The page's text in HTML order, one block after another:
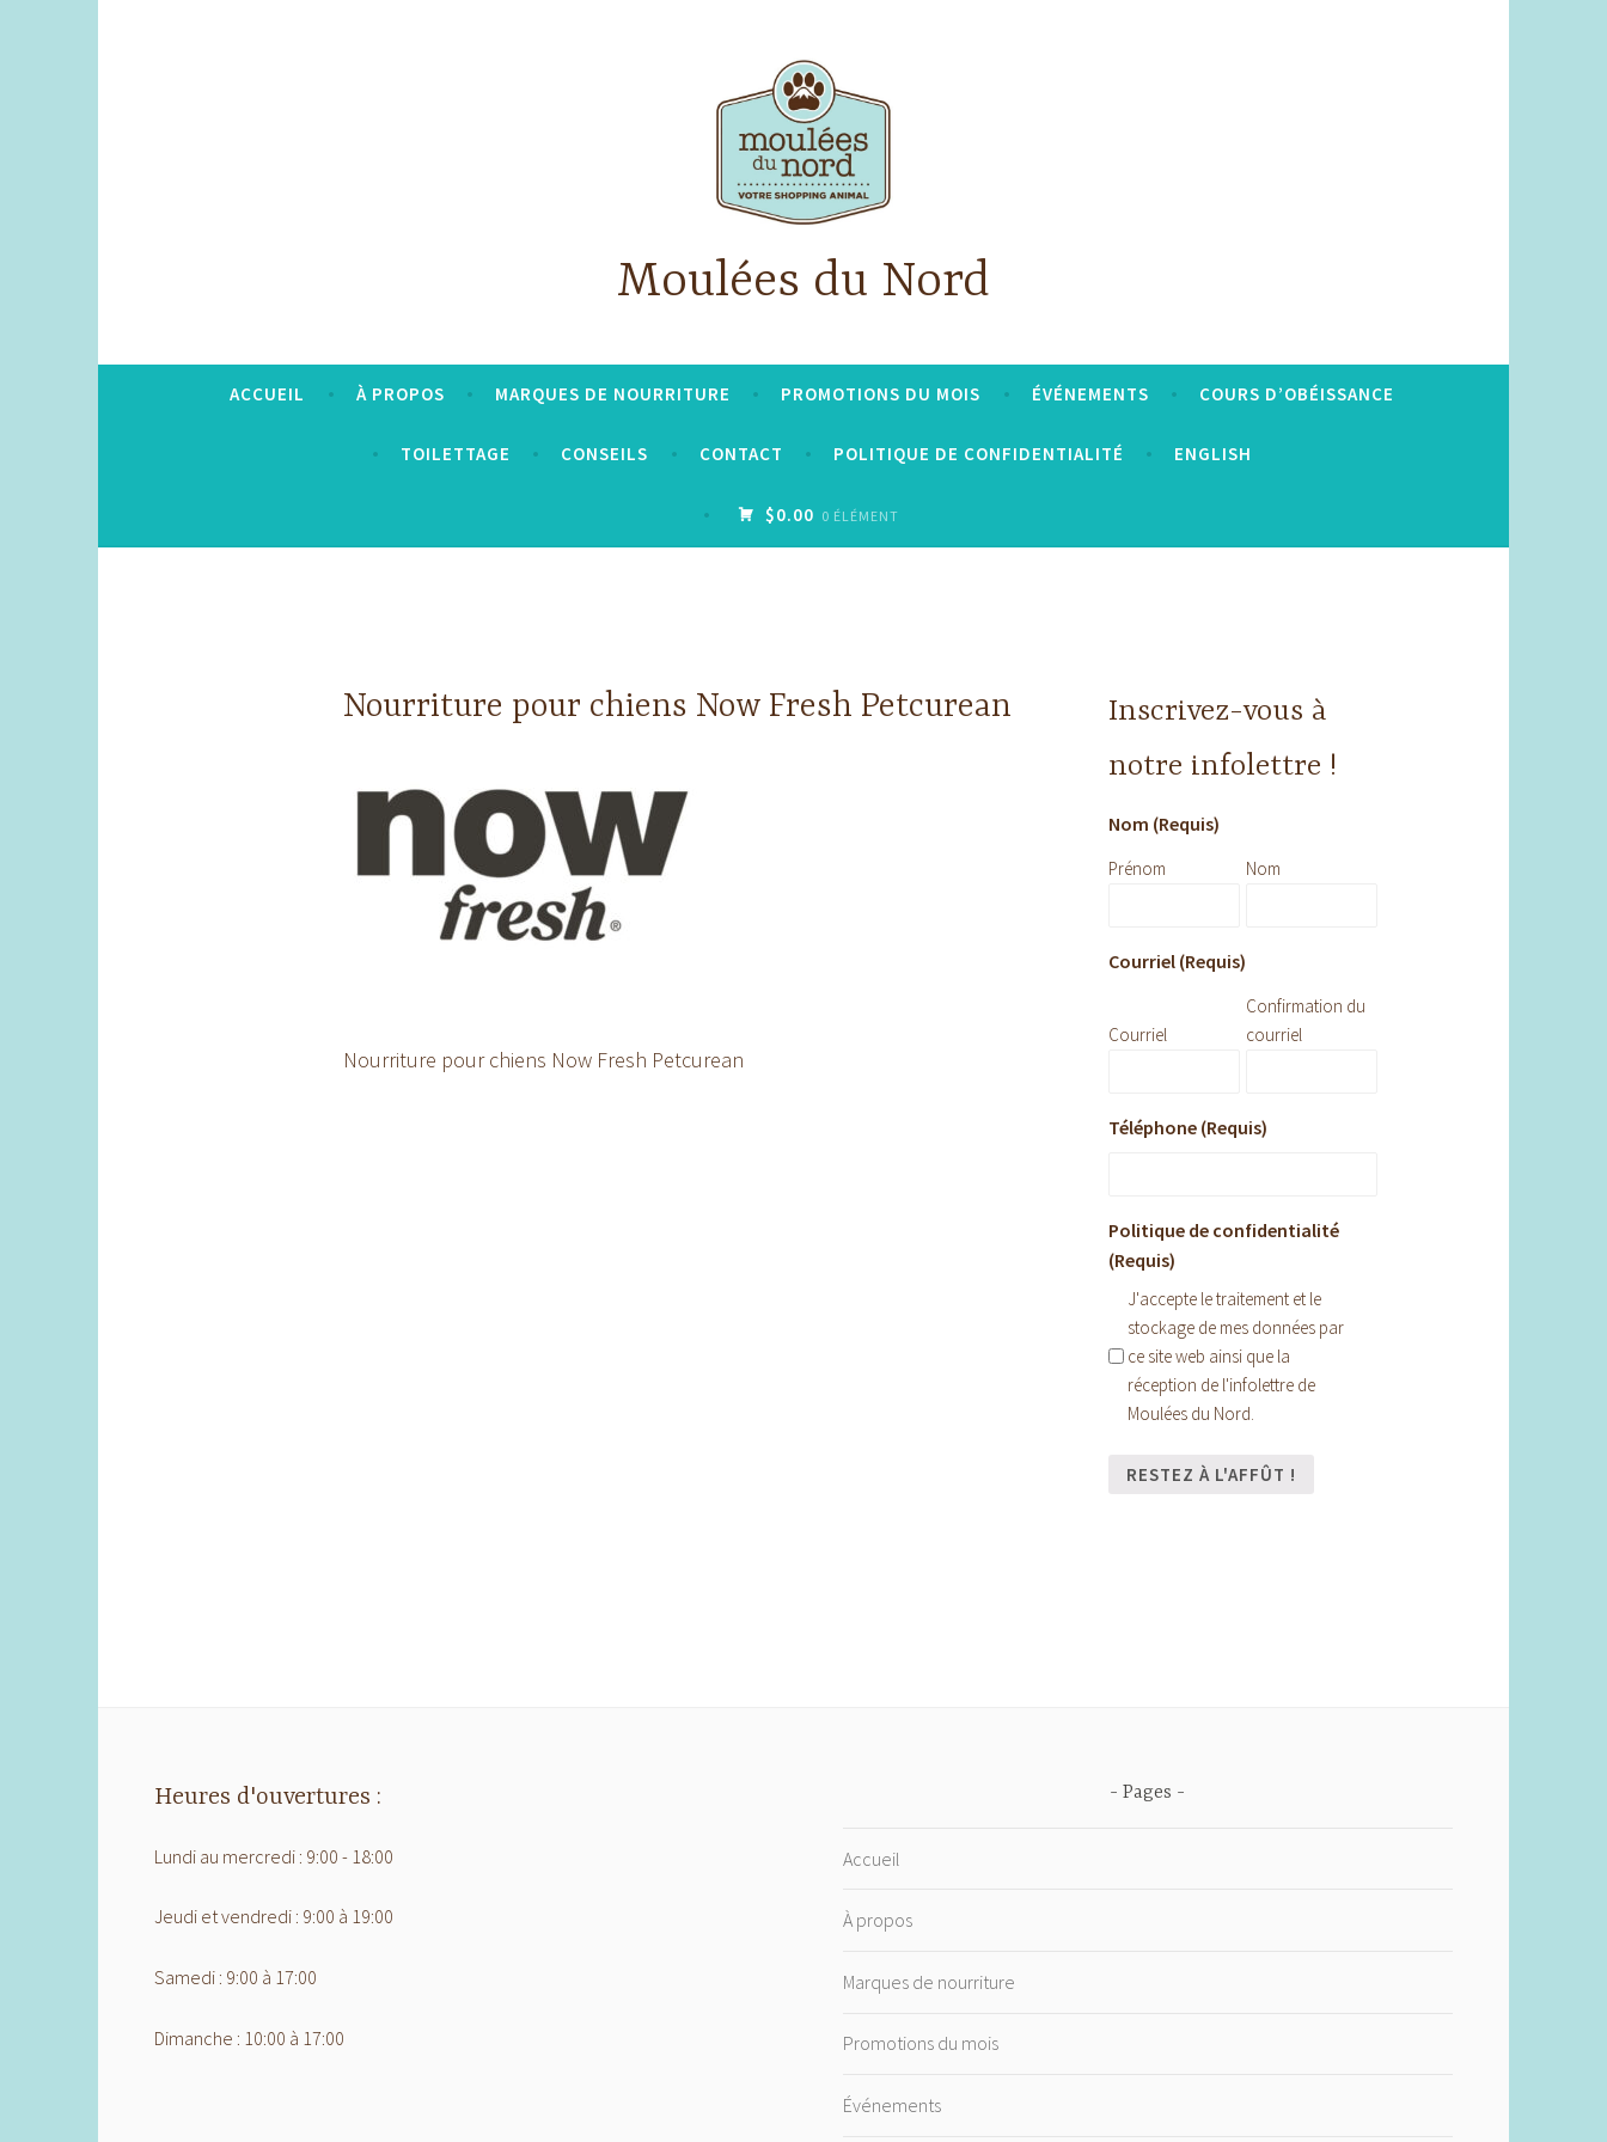
Moulées du Nord
ACCUEIL À PROPOS MARQUES DE NOURRITURE PROMOTIONS DU MOIS ÉVÉNEMENTS COURS D’OBÉISSANCE
TOILETTAGE CONSEILS CONTACT POLITIQUE DE CONFIDENTIALITÉ ENGLISH
$0.00 0 ÉLÉMENT
Nourriture pour chiens Now Fresh Petcurean
Nourriture pour chiens Now Fresh Petcurean
Inscrivez-vous à
notre infolettre !
Nom (Requis)
Prénom Nom
Courriel (Requis)
Courriel
Confirmation du
courriel
Téléphone (Requis)
Politique de confidentialité
(Requis)
J'accepte le traitement et le
stockage de mes données par
ce site web ainsi que la
réception de l'infolettre de
Moulées du Nord.
Heures d'ouvertures :
Lundi au mercredi : 9:00 - 18:00
Jeudi et vendredi : 9:00 à 19:00
Samedi : 9:00 à 17:00
Dimanche : 10:00 à 17:00
Pages
Accueil
À propos
Marques de nourriture
Promotions du mois
Événements